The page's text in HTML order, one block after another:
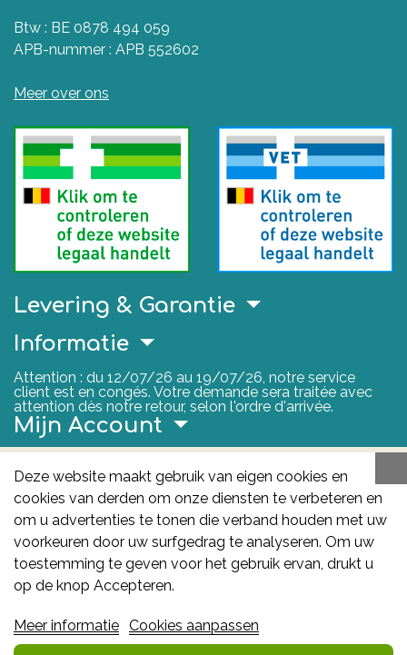
Btw : BE 0878 494 059
APB-nummer : APB 552602
Meer over ons
Levering & Garantie
Deze website maakt gebruik van eigen cookies en
cookies van derden om onze diensten te verbeteren en
om u advertenties te tonen die verband houden met uw
voorkeuren door uw surfgedrag te analyseren. Om uw
toestemming te geven voor het gebruik ervan, drukt u
op de knop Accepteren.
Meer informatie Cookies aanpassen
Informatie
Attention : du 12/07/26 au 19/07/26, notre service
client est en congés. Votre demande sera traitée avec
attention dès notre retour, selon l'ordre d'arrivée.
Mijn Account
Nuttige Links
FAGG
Het FAGG is de bevoegde autoriteit voor
geneesmiddelen en gezondheidsproducten in België.
Deze site valt onder haar controle.
Gezondheidsproducten - FAGG: Galileelaan 5/03
1210 Brussel